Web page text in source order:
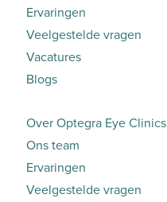
Ervaringen
Veelgestelde vragen
Vacatures
Blogs
Over Optegra Eye Clinics
Ons team
Ervaringen
Veelgestelde vragen